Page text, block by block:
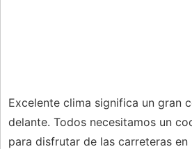
Excelente clima significa un gran
delante. Todos necesitamos un
para disfrutar de las carreteras